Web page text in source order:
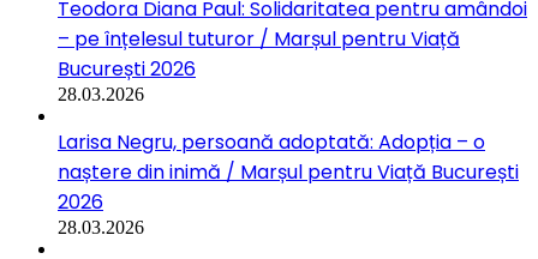
Teodora Diana Paul: Solidaritatea pentru amândoi
– pe înțelesul tuturor / Marșul pentru Viață
București 2026
28.03.2026
Larisa Negru, persoană adoptată: Adopția – o
naștere din inimă / Marșul pentru Viață București
2026
28.03.2026